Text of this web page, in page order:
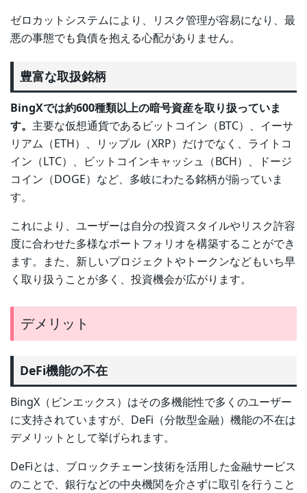
ゼロカットシステムにより、リスク管理が容易になり、最
悪の事態でも負債を抱える心配がありません。
豊富な取扱銘柄
BingXでは約600種類以上の暗号資産を取り扱っていま
す。 主要な仮想通貨であるビットコイン（BTC）、イーサ
リアム（ETH）、リップル（XRP）だけでなく、ライトコ
イン（LTC）、ビットコインキャッシュ（BCH）、ドージ
コイン（DOGE）など、多岐にわたる銘柄が揃っていま
す。
これにより、ユーザーは自分の投資スタイルやリスク許容
度に合わせた多様なポートフォリオを構築することができ
ます。また、新しいプロジェクトやトークンなどもいち早
く取り扱うことが多く、投資機会が広がります。
デメリット
DeFi機能の不在
BingX（ビンエックス）はその多機能性で多くのユーザー
に支持されていますが、DeFi（分散型金融）機能の不在は
デメリットとして挙げられます。
DeFiとは、ブロックチェーン技術を活用した金融サービス
のことで、銀行などの中央機関を介さずに取引を行うこと